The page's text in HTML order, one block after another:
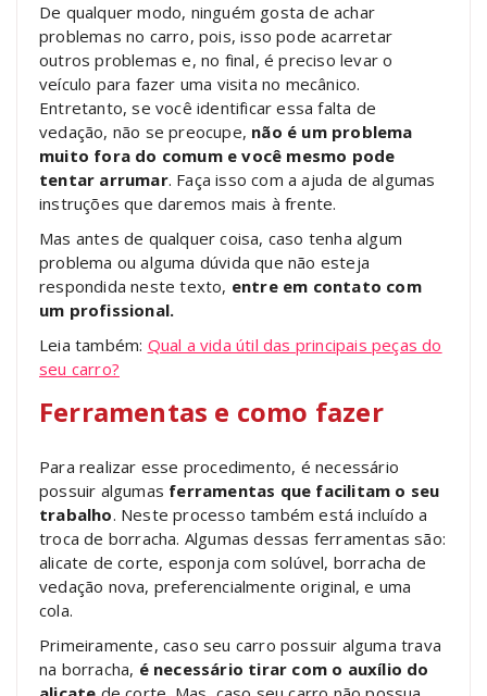
De qualquer modo, ninguém gosta de achar
problemas no carro, pois, isso pode acarretar
outros problemas e, no final, é preciso levar o
veículo para fazer uma visita no mecânico.
Entretanto, se você identificar essa falta de
vedação, não se preocupe, não é um problema
muito fora do comum e você mesmo pode
tentar arrumar. Faça isso com a ajuda de algumas
instruções que daremos mais à frente.
Mas antes de qualquer coisa, caso tenha algum
problema ou alguma dúvida que não esteja
respondida neste texto, entre em contato com
um profissional.
Leia também: Qual a vida útil das principais peças do
seu carro?
Ferramentas e como fazer
Para realizar esse procedimento, é necessário
possuir algumas ferramentas que facilitam o seu
trabalho. Neste processo também está incluído a
troca de borracha. Algumas dessas ferramentas são:
alicate de corte, esponja com solúvel, borracha de
vedação nova, preferencialmente original, e uma
cola.
Primeiramente, caso seu carro possuir alguma trava
na borracha, é necessário tirar com o auxílio do